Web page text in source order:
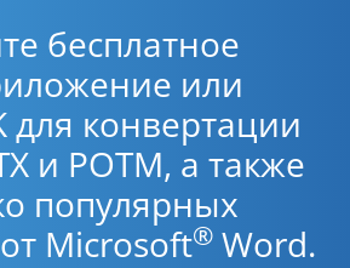
бесплатное
или
для конвертации
и POTM, а также
популярных
Microsoft® Word.